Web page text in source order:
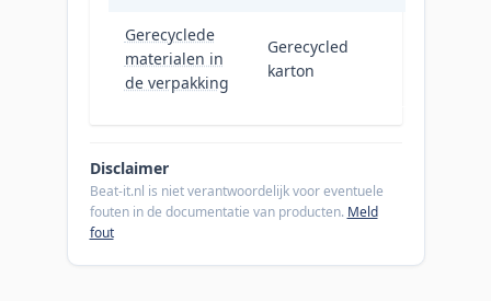
Gerecyclede
materialen in
de verpakking
Gerecycled
karton
Disclaimer
Beat-it.nl is niet verantwoordelijk voor eventuele
fouten in de documentatie van producten. Meld
fout